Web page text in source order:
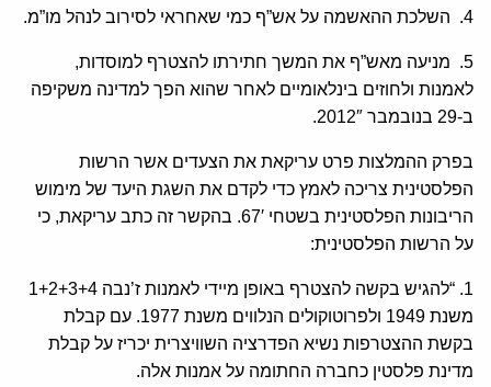
4. השלכת ההאשמה על אש”ף כמי שאחראי לסירוב לנהל מו”מ.
5. מניעה מאש”ף את המשך חתירתו להצטרף למוסדות,
לאמנות ולחוזים בינלאומיים לאחר שהוא הפך למדינה משקיפה
ב-29 בנובמבר 2012″.
בפרק ההמלצות פרט עריקאת את הצעדים אשר הרשות
הפלסטינית צריכה לאמץ כדי לקדם את השגת היעד של מימוש
הריבונות הפלסטינית בשטחי 67′. בהקשר זה כתב עריקאת, כי
על הרשות הפלסטינית:
1. “להגיש בקשה להצטרף באופן מיידי לאמנות ז’נבה 1+2+3+4
משנת 1949 ולפרוטוקולים הנלווים משנת 1977. עם קבלת
בקשת ההצטרפות נשיא הפדרציה השוויצרית יכריז על קבלת
מדינת פלסטין כחברה החתומה על אמנות אלה.